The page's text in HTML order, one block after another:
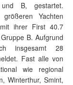
B, gestartet.
Yachten
ihrer First 40.7
B. Aufgrund
insgesamt 28
Fast alle von
wie regional
Winterthur, Smint,